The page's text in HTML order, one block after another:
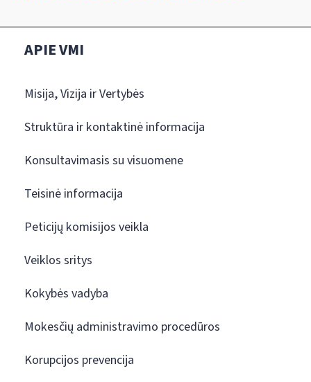
APIE VMI
Misija, Vizija ir Vertybės
Struktūra ir kontaktinė informacija
Konsultavimasis su visuomene
Teisinė informacija
Peticijų komisijos veikla
Veiklos sritys
Kokybės vadyba
Mokesčių administravimo procedūros
Korupcijos prevencija